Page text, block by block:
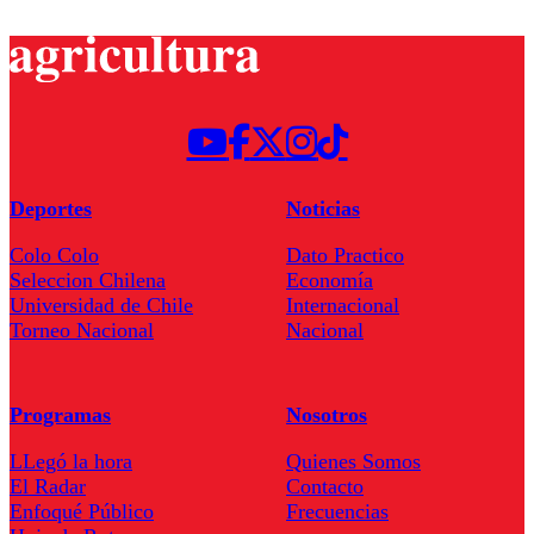
Deportes
Colo Colo
Seleccion Chilena
Universidad de Chile
Torneo Nacional
Noticias
Dato Practico
Economía
Internacional
Nacional
Programas
LLegó la hora
El Radar
Enfoqué Público
Nosotros
Quienes Somos
Contacto
Frecuencias